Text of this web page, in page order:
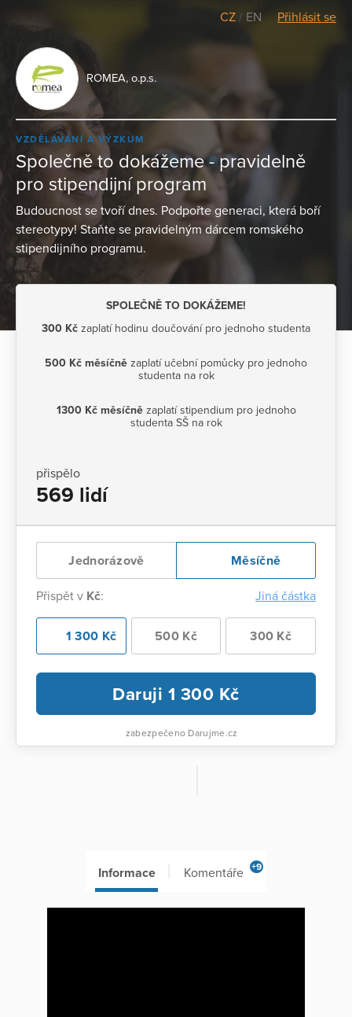
CZ / EN Přihlásit se
ROMEA, o.p.s.
VZDĚLÁVÁNÍ A VÝZKUM
Společně to dokážeme - pravidelně
pro stipendijní program
Budoucnost se tvoří dnes. Podpořte generaci, která boří
stereotypy! Staňte se pravidelným dárcem romského
stipendijního programu.
SPOLEČNĚ TO DOKÁŽEME!
300 Kč zaplatí hodinu doučování pro jednoho studenta
500 Kč měsíčně zaplatí učební pomůcky pro jednoho
studenta na rok
1300 Kč měsíčnězaplatí stipendium pro jednoho
studenta SŠ na rok
přispělo
569 lidí
Jednorázově Měsíčně
Přispět v Kč: Jiná částka
1 300 Kč 500 Kč 300 Kč
Daruji 1 300 Kč
zabezpečeno Darujme.cz
Informace Komentáře +9